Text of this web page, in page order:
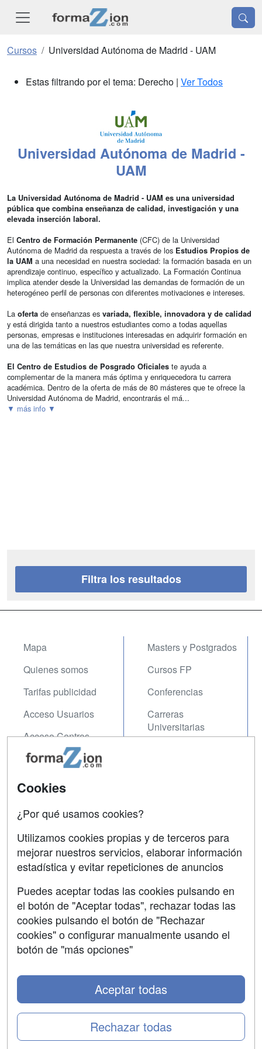
Cursos Universidad Autónoma de Madrid - UAM
Estas filtrando por el tema: Derecho | Ver Todos
Universidad Autónoma de Madrid -
UAM
La Universidad Autónoma de Madrid - UAM es una universidad
pública que combina enseñanza de calidad, investigación y una
elevada inserción laboral.
El Centro de Formación Permanente (CFC) de la Universidad
Autónoma de Madrid da respuesta a través de los Estudios Propios de
la UAM a una necesidad en nuestra sociedad: la formación basada en un
aprendizaje continuo, específico y actualizado. La Formación Continua
implica atender desde la Universidad las demandas de formación de un
heterogéneo perfil de personas con diferentes motivaciones e intereses.
La oferta de enseñanzas es variada, flexible, innovadora y de calidad
y está dirigida tanto a nuestros estudiantes como a todas aquellas
personas, empresas e instituciones interesadas en adquirir formación en
una de las temáticas en las que nuestra universidad es referente.
El Centro de Estudios de Posgrado Oficiales te ayuda a
complementar de la manera más óptima y enriquecedora tu carrera
académica. Dentro de la oferta de más de 80 másteres que te ofrece la
Universidad Autónoma de Madrid, encontrarás el má...
▼ más info ▼
Filtra los resultados
Mapa
Quienes somos
Tarifas publicidad
Acceso Usuarios
Acceso Centros
Masters y Postgrados
Cursos FP
Conferencias
Carreras
Universitarias
Contactar
Copyleft
Grupo formazion:
Cookies
¿Por qué usamos cookies?
Utilizamos cookies propias y de terceros para
mejorar nuestros servicios, elaborar información
estadística y evitar repeticiones de anuncios
Puedes aceptar todas las cookies pulsando en
el botón de "Aceptar todas", rechazar todas las
cookies pulsando el botón de "Rechazar
cookies" o configurar manualmente usando el
botón de "más opciones"
Rechazar todas
Aceptar todas